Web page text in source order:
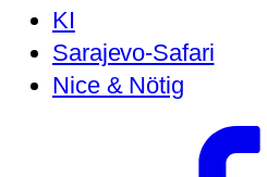
KI
Sarajevo-Safari
Nice & Nötig